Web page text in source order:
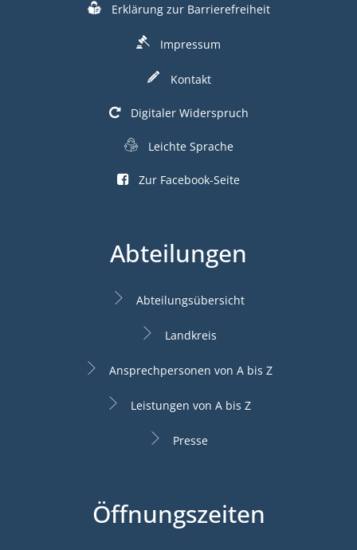
Erklärung zur Barrierefreiheit
Impressum
Kontakt
Digitaler Widerspruch
Leichte Sprache
Zur Facebook-Seite
Abteilungen
Abteilungsübersicht
Landkreis
Ansprechpersonen von A bis Z
Leistungen von A bis Z
Presse
Öffnungszeiten